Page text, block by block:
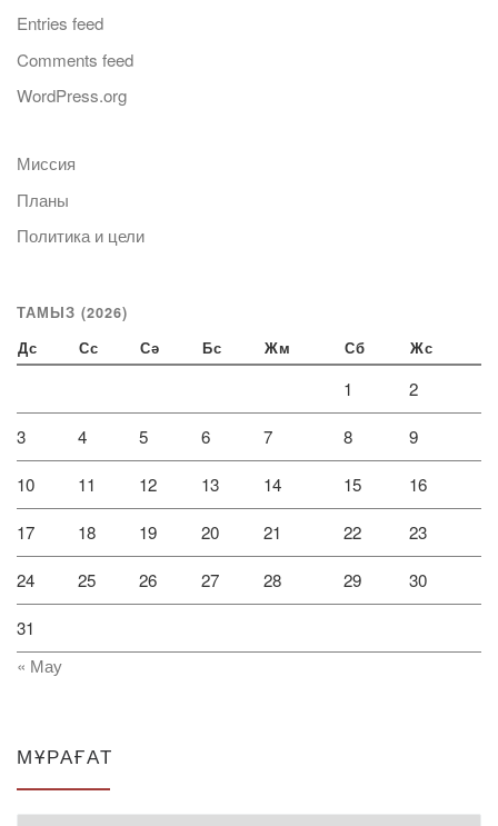
Entries feed
Comments feed
WordPress.org
Миссия
Планы
Политика и цели
ТАМЫЗ (2026)
Дс Сс Сә Бс Жм Сб Жс
1 2
3 4 5 6 7 8 9
10 11 12 13 14 15 16
17 18 19 20 21 22 23
24 25 26 27 28 29 30
31
« Мау
МҰРАҒАТ